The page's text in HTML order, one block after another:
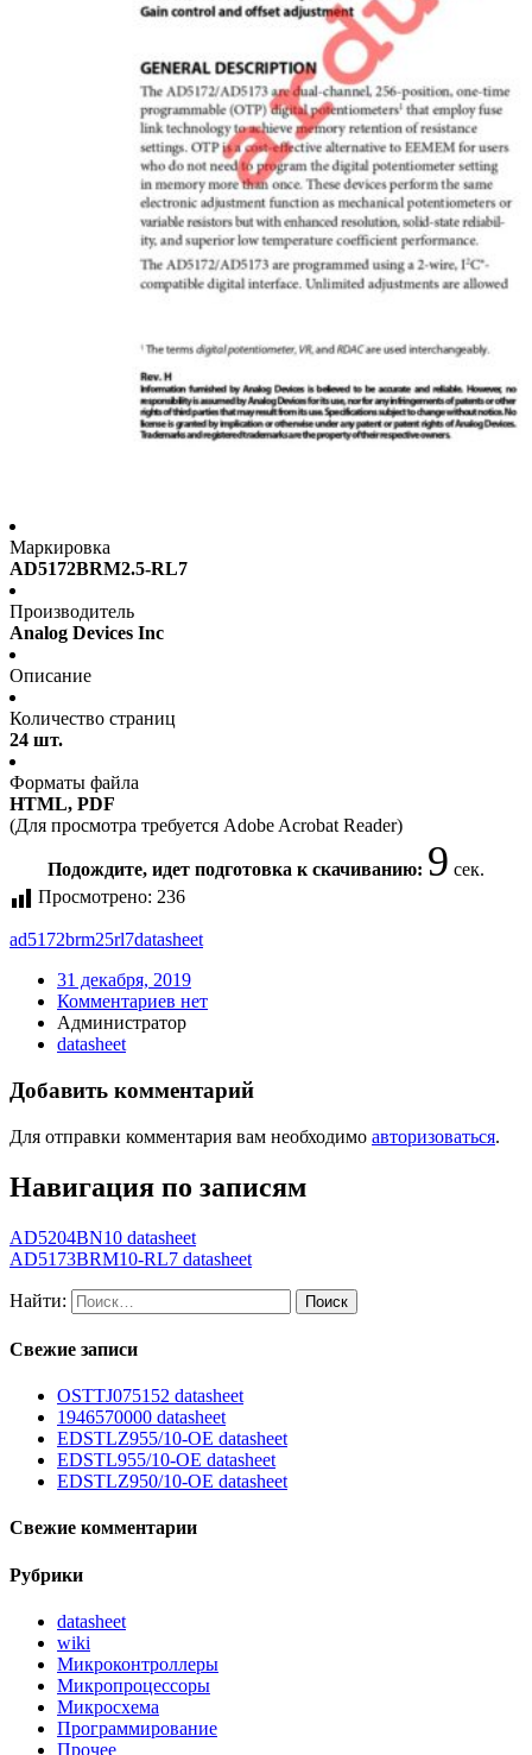
Маркировка
AD5172BRM2.5-RL7
Производитель
Analog Devices Inc
Описание
Количество страниц
24 шт.
Форматы файла
HTML, PDF
(Для просмотра требуется Adobe Acrobat Reader)
Подождите, идет подготовка к скачиванию: 9 сек.
Просмотрено: 236
ad5172brm25rl7datasheet
31 декабря, 2019
Комментариев нет
Администратор
datasheet
Добавить комментарий
Для отправки комментария вам необходимо авторизоваться.
Навигация по записям
AD5204BN10 datasheet
AD5173BRM10-RL7 datasheet
Найти:
Свежие записи
OSTTJ075152 datasheet
1946570000 datasheet
EDSTLZ955/10-OE datasheet
EDSTL955/10-OE datasheet
EDSTLZ950/10-OE datasheet
Свежие комментарии
Рубрики
datasheet
wiki
Микроконтроллеры
Микропроцессоры
Микросхема
Программирование
Прочее